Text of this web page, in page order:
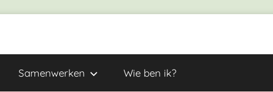
Samenwerken Wie ben ik?